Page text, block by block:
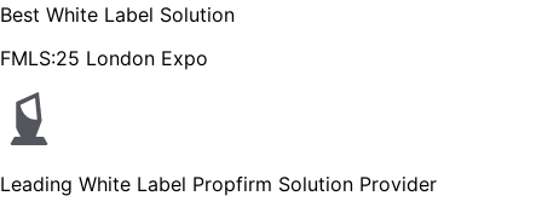
Best White Label Solution
FMLS:25 London Expo
Leading White Label Propfirm Solution Provider